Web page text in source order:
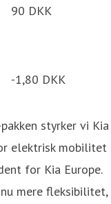
90 DKK
-1,80 DKK
styrker vi Kia
elektrisk mobilitet
for Kia Europe.
mere fleksibilitet,